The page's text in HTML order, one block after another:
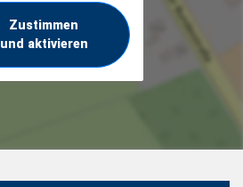
Zustimmen
und aktivieren